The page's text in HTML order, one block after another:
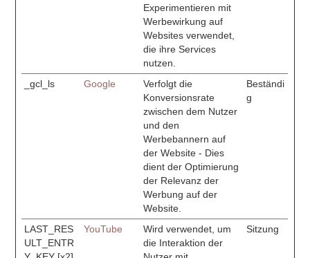
Experimentieren mit
Werbewirkung auf
Websites verwendet,
die ihre Services
nutzen.
_gcl_ls Google
Verfolgt die
Konversionsrate
zwischen dem Nutzer
und den
Werbebannern auf
der Website - Dies
dient der Optimierung
der Relevanz der
Werbung auf der
Website.
Beständi
g
LAST_RES
ULT_ENTR
YouTube
Wird verwendet, um
die Interaktion der
Sitzung